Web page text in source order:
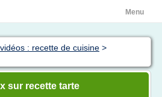
Menu
: recette de cuisine >
sur recette tarte